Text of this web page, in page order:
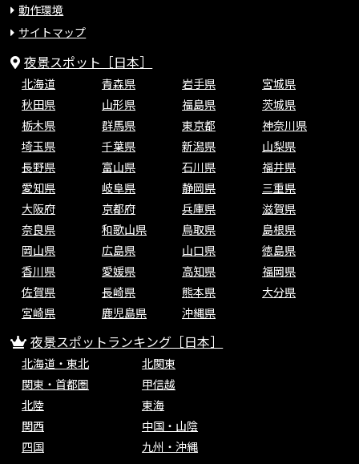
動作環境
サイトマップ
夜景スポット［日本］
北海道 青森県 岩手県
宮城県
秋田県
山形県 福島県
茨城県
栃木県
群馬県 東京都
神奈川県
埼玉県
千葉県 新潟県
山梨県
長野県
富山県 石川県
福井県
愛知県
岐阜県 静岡県
三重県
大阪府
京都府 兵庫県
滋賀県
奈良県
和歌山県 鳥取県
島根県
岡山県
広島県 山口県
徳島県
香川県
愛媛県 高知県
福岡県
佐賀県
長崎県 熊本県
大分県
宮崎県
鹿児島県 沖縄県
夜景スポットランキング［日本］
北海道・東北
北関東
関東・首都圏
甲信越
北陸
東海
関西
中国・山陰
四国
九州・沖縄